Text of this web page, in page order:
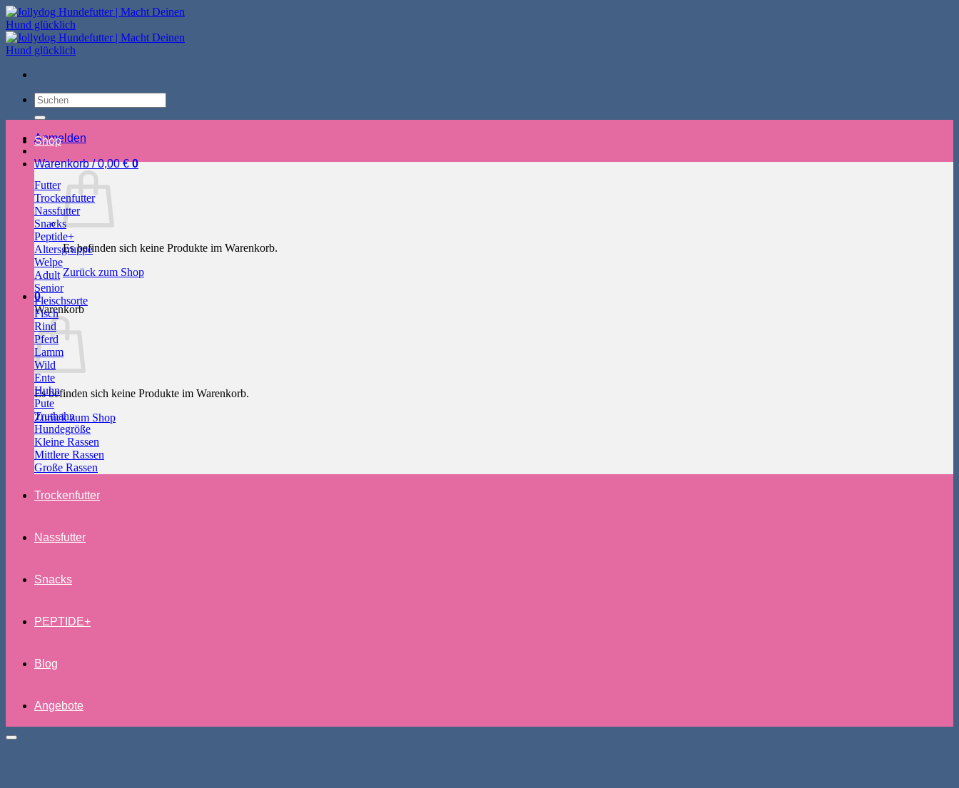
Zum
Inhalt
springen
Suchen
nach:
Anmelden
Warenkorb /0,00€ 0
Es befinden sich keine Produkte im Warenkorb.
Zurück zum Shop
0
Warenkorb
Es befinden sich keine Produkte im Warenkorb.
Zurück zum Shop
Shop
Futter
Trockenfutter
Nassfutter
Snacks
Peptide+
Altersgruppe
Welpe
Adult
Senior
Fleischsorte
Fisch
Rind
Pferd
Lamm
Wild
Ente
Huhn
Pute
Truthahn
Hundegröße
Kleine Rassen
Mittlere Rassen
Große Rassen
Trockenfutter
Nassfutter
Snacks
PEPTIDE+
Blog
Angebote